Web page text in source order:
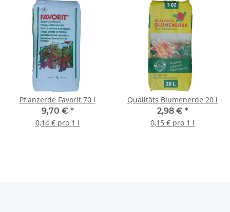
Pflanzerde Favorit 70 l
9,70 € *
0,14 € pro 1 l
Qualitäts Blumenerde 20 l
2,98 € *
0,15 € pro 1 l